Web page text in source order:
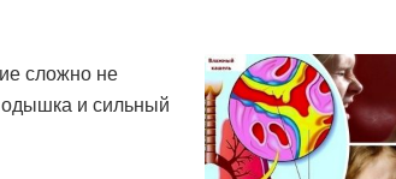
сложно не
одышка и сильный